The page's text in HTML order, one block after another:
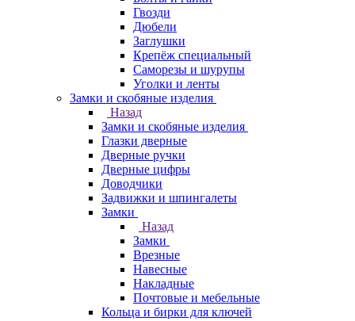
Гвозди
Дюбели
Заглушки
Крепёж специальный
Саморезы и шурупы
Уголки и ленты
Замки и скобяные изделия
Назад
Замки и скобяные изделия
Глазки дверные
Дверные ручки
Дверные цифры
Доводчики
Задвижки и шпингалеты
Замки
Назад
Замки
Врезные
Навесные
Накладные
Почтовые и мебельные
Кольца и бирки для ключей